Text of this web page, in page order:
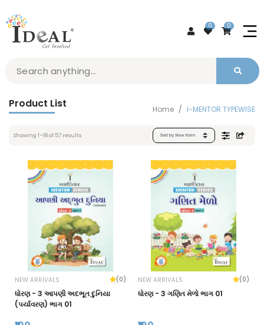
0 0
Product List Home I-MENTOR TYPEWISE
Showing 1–18of 57 results
NEW ARRIVALS (0)
ધોરણ - 3 આપણી અદભૂત દુનિયા
(પર્યાવરણ) ભાગ 01
NEW ARRIVALS (0)
ધોરણ - 3 ગણિત મેળો ભાગ 01